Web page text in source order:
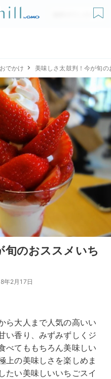
無料ダウンロード
でかけ 美味しさ太鼓判！今が旬
旬のおススメいち
年2月17日
ら大人まで人気の高いい
い香り、みずみずしくジ
べてももちろん美味しい
上の美味しさを楽しめま
たい美味しいいちごスイ